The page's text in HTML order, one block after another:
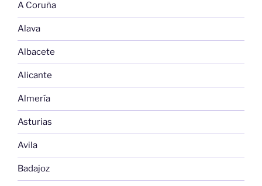
A Coruña
Alava
Albacete
Alicante
Almería
Asturias
Avila
Badajoz